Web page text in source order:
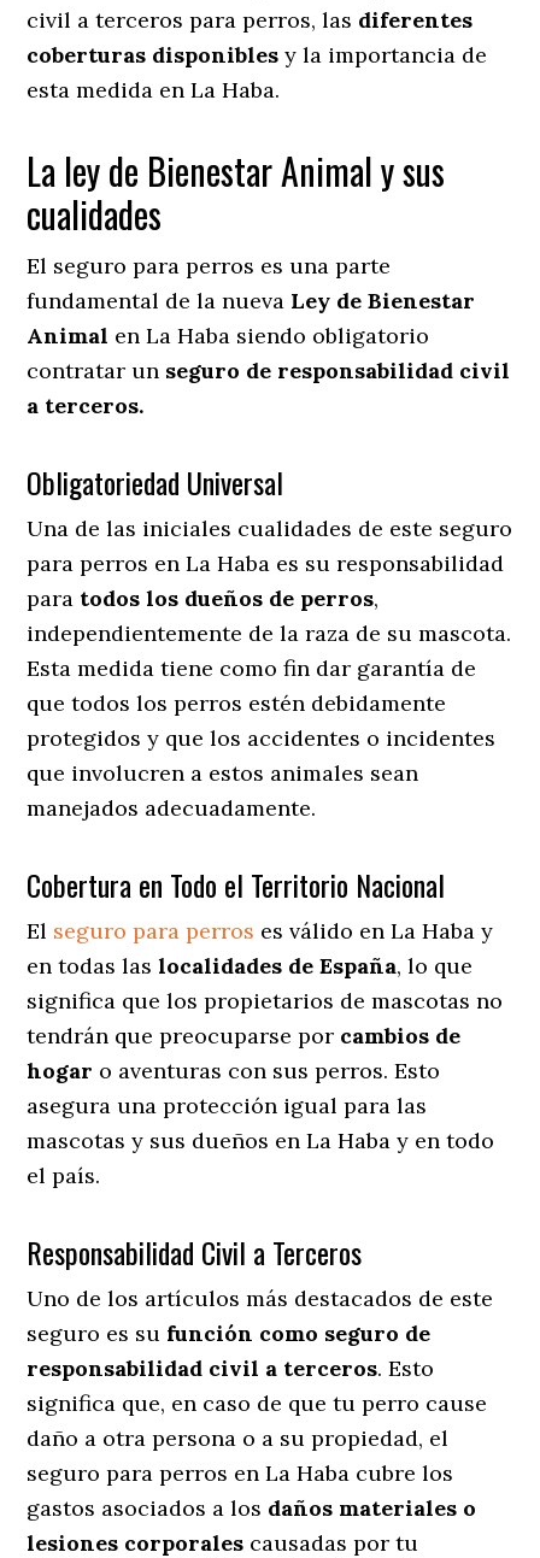
civil a terceros para perros, las diferentes
coberturas disponibles y la importancia de
esta medida en La Haba.
La ley de Bienestar Animal y sus
cualidades
El seguro para perros es una parte
fundamental de la nueva Ley de Bienestar
Animal en La Haba siendo obligatorio
contratar un seguro de responsabilidad civil
a terceros.
Obligatoriedad Universal
Una de las iniciales cualidades de este seguro
para perros en La Haba es su responsabilidad
para todos los dueños de perros,
independientemente de la raza de su mascota.
Esta medida tiene como fin dar garantía de
que todos los perros estén debidamente
protegidos y que los accidentes o incidentes
que involucren a estos animales sean
manejados adecuadamente.
Cobertura en Todo el Territorio Nacional
El seguro para perros es válido en La Haba y
en todas laslocalidades de España, lo que
significa que los propietarios de mascotas no
tendrán que preocuparse por cambios de
hogar o aventuras con sus perros. Esto
asegura una protección igual para las
mascotas y sus dueños en La Haba y en todo
el país.
Responsabilidad Civil a Terceros
Uno de los artículos más destacados de este
seguro es su función como seguro de
responsabilidad civil a terceros. Esto
significa que, en caso de que tu perro cause
daño a otra persona o a su propiedad, el
seguro para perros en La Haba cubre los
gastos asociados a los daños materiales o
lesiones corporales causadas por tu